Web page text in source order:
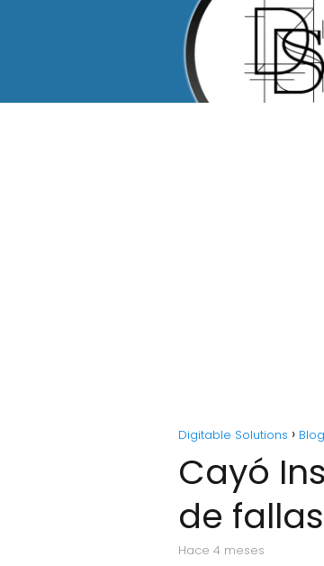
Digitable Solutions Blog
Cayó
de fallas
hace 4 meses